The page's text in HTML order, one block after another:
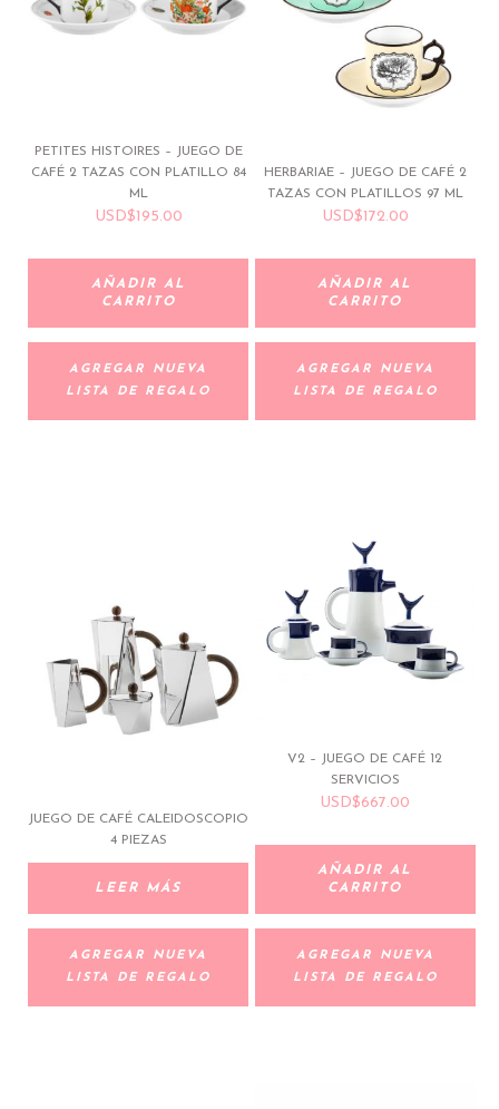
PETITES HISTOIRES – JUEGO DE
CAFÉ 2 TAZAS CON PLATILLO 84
ML
USD$195.00
AÑADIR AL
CARRITO
AGREGAR NUEVA
LISTA DE REGALO
HERBARIAE – JUEGO DE CAFÉ 2
TAZAS CON PLATILLOS 97 ML
USD$172.00
AÑADIR AL
CARRITO
AGREGAR NUEVA
LISTA DE REGALO
JUEGO DE CAFÉ CALEIDOSCOPIO
4 PIEZAS
LEER MÁS
AGREGAR NUEVA
LISTA DE REGALO
V2 – JUEGO DE CAFÉ 12
SERVICIOS
USD$667.00
AÑADIR AL
CARRITO
AGREGAR NUEVA
LISTA DE REGALO